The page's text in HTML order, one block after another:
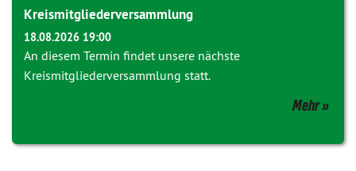
Kreismitgliederversammlung
18.08.2026 19:00
An diesem Termin findet unsere nächste
Kreismitgliederversammlung statt.
Mehr